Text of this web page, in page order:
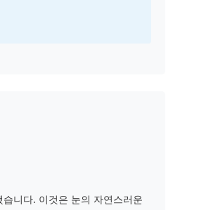
니다. 이것은 눈의 자연스러운